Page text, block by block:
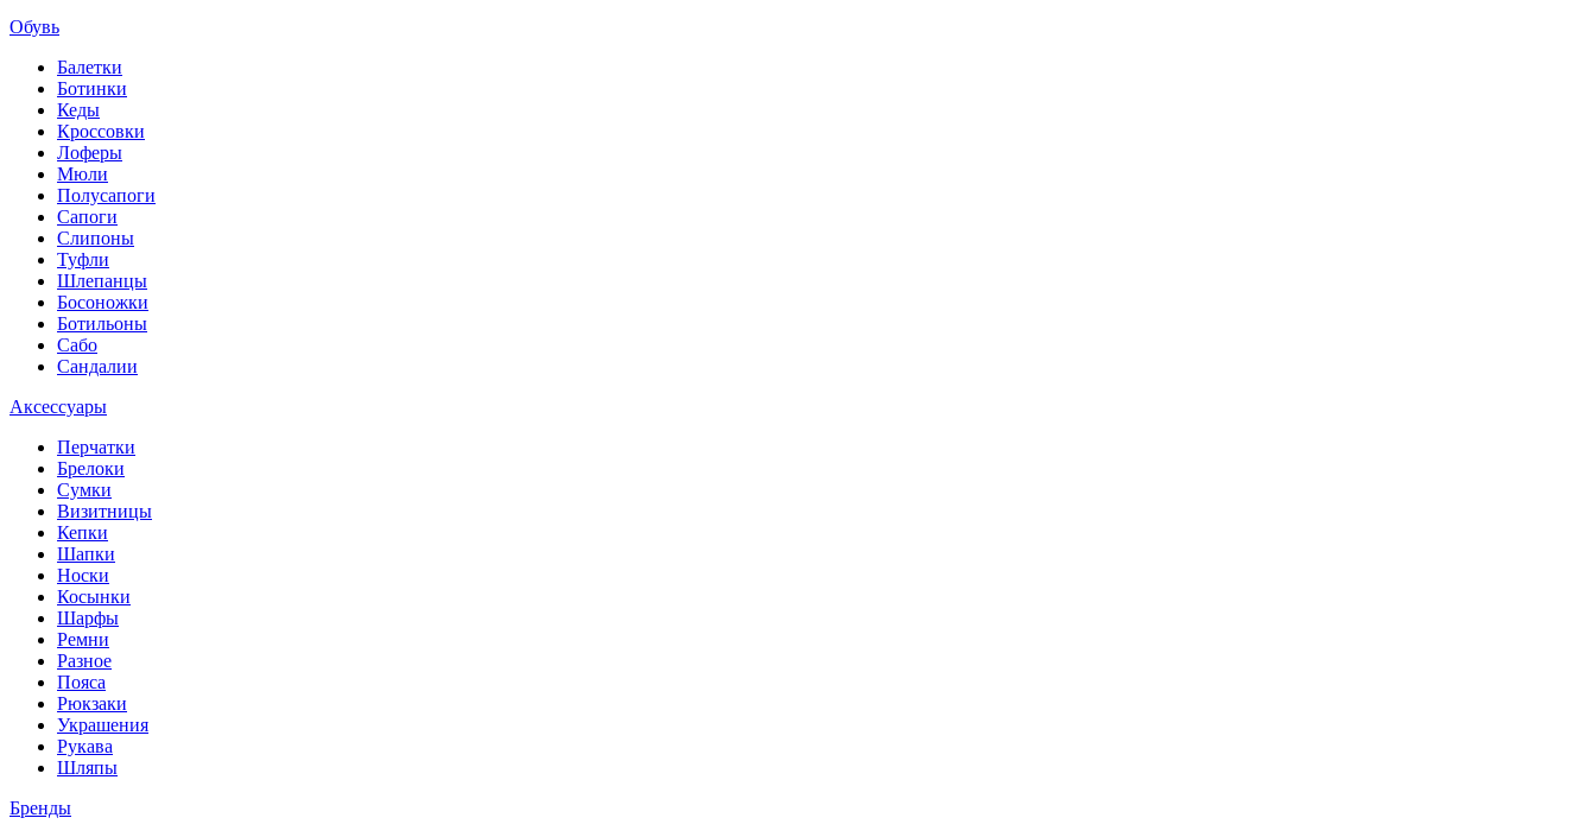
Обувь
Балетки
Ботинки
Кеды
Кроссовки
Лоферы
Мюли
Полусапоги
Сапоги
Слипоны
Туфли
Шлепанцы
Босоножки
Ботильоны
Сабо
Сандалии
Аксессуары
Перчатки
Брелоки
Сумки
Визитницы
Кепки
Шапки
Носки
Косынки
Шарфы
Ремни
Разное
Пояса
Рюкзаки
Украшения
Рукава
Шляпы
Бренды